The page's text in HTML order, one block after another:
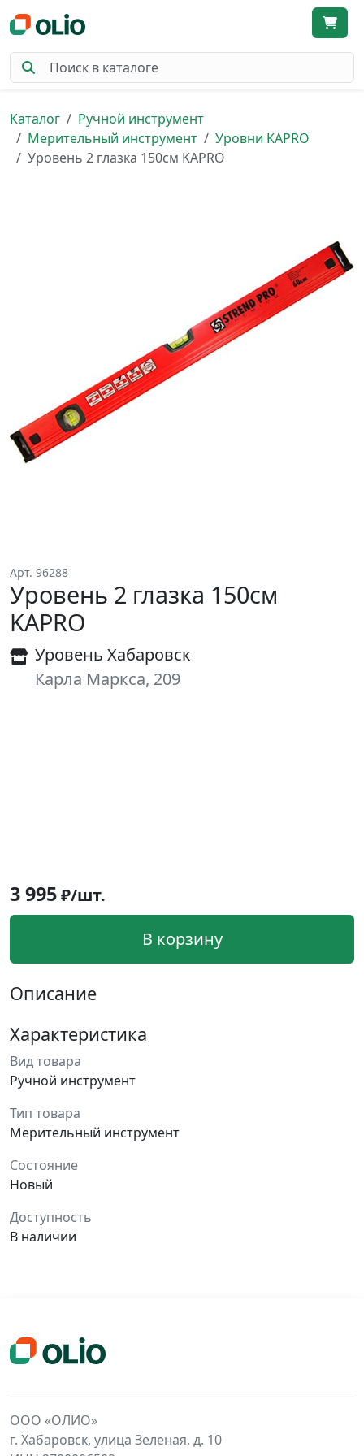
Каталог
Ручной инструмент
Мерительный инструмент
Уровни KAPRO
Уровень 2 глазка 150см KAPRO
Арт. 96288
Уровень 2 глазка 150см
KAPRO
Уровень Хабаровск
Карла Маркса, 209
3 995₽/шт.
В корзину
Описание
Характеристика
Вид товара
Ручной инструмент
Тип товара
Мерительный инструмент
Состояние
Новый
Доступность
В наличии
ООО «ОЛИО»
г. Хабаровск, улица Зеленая, д. 10